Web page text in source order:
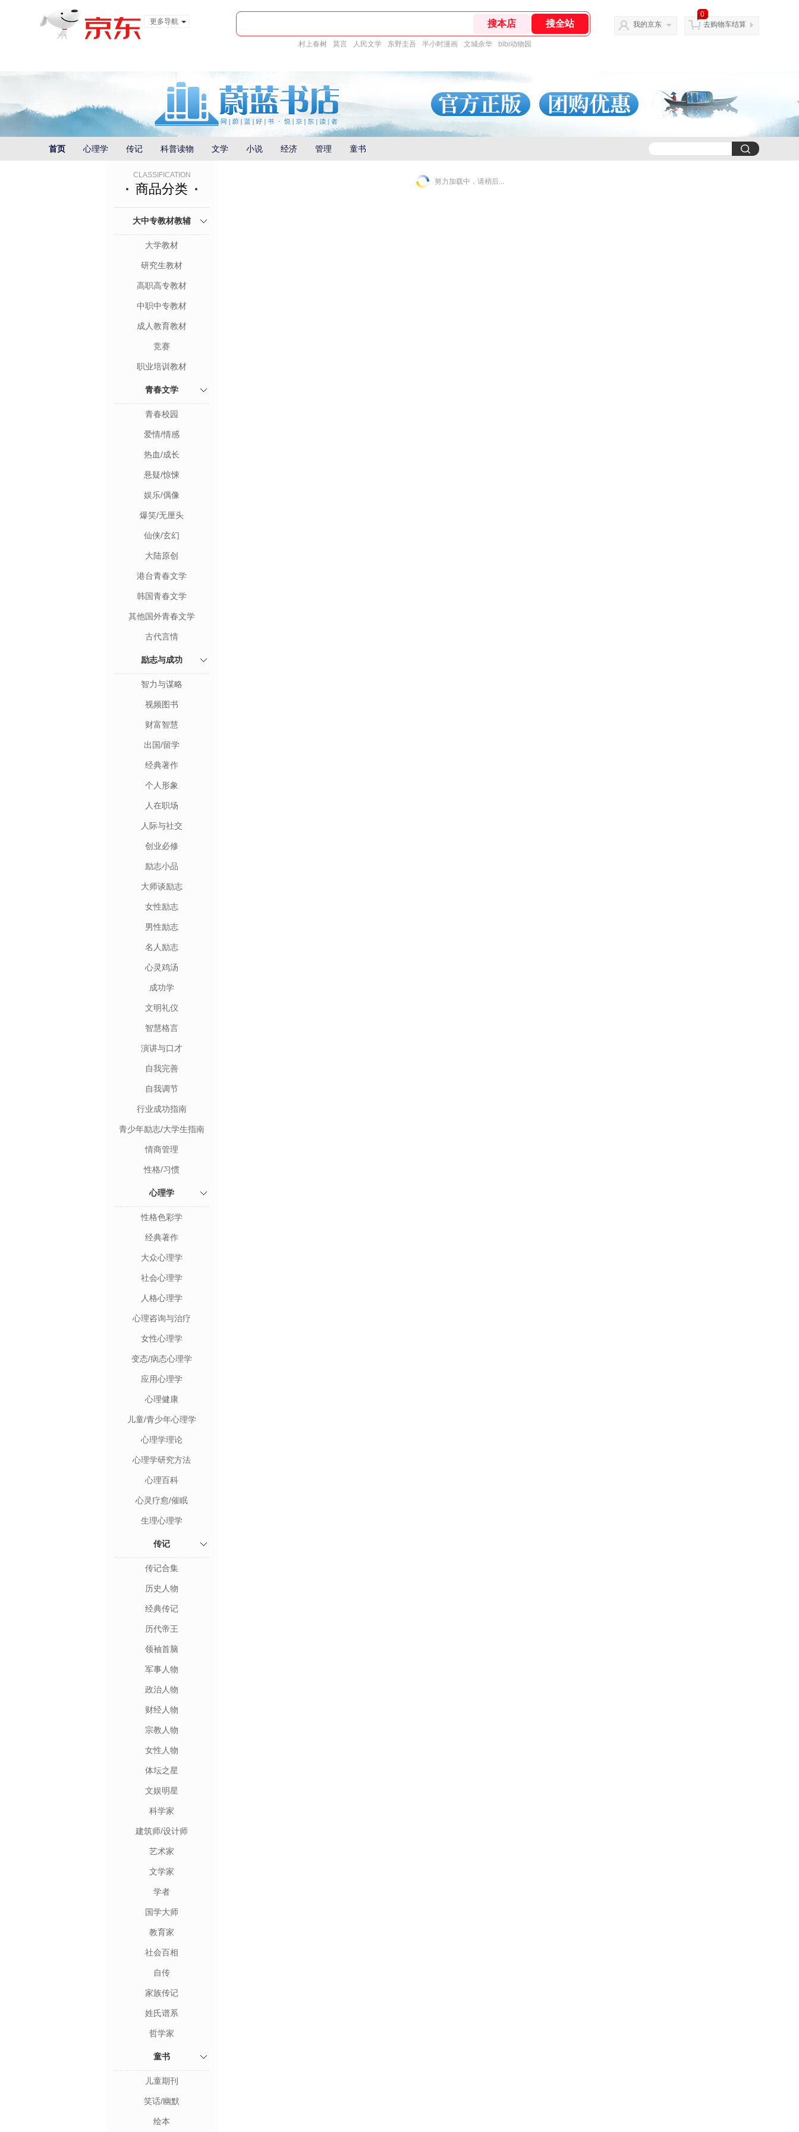
更多导航
村上春树 莫言 人民文学 东野圭吾 半小时漫画 文城余华 bibi动物园
我的京东
0
去购物车结算
首页 心理学 传记 科普读物 文学 小说 经济 管理 童书
CLASSIFICATION
商品分类
大中专教材教辅
大学教材
研究生教材
高职高专教材
中职中专教材
成人教育教材
竞赛
职业培训教材
青春文学
青春校园
爱情/情感
热血/成长
悬疑/惊悚
娱乐/偶像
爆笑/无厘头
仙侠/玄幻
大陆原创
港台青春文学
韩国青春文学
其他国外青春文学
古代言情
励志与成功
智力与谋略
视频图书
财富智慧
出国/留学
经典著作
个人形象
人在职场
人际与社交
创业必修
励志小品
大师谈励志
女性励志
男性励志
名人励志
心灵鸡汤
成功学
文明礼仪
智慧格言
演讲与口才
自我完善
自我调节
行业成功指南
青少年励志/大学生指南
情商管理
性格/习惯
心理学
性格色彩学
经典著作
大众心理学
社会心理学
人格心理学
心理咨询与治疗
女性心理学
变态/病态心理学
应用心理学
心理健康
儿童/青少年心理学
心理学理论
心理学研究方法
心理百科
心灵疗愈/催眠
生理心理学
传记
传记合集
历史人物
经典传记
历代帝王
领袖首脑
军事人物
政治人物
财经人物
宗教人物
女性人物
体坛之星
文娱明星
科学家
建筑师/设计师
艺术家
文学家
学者
国学大师
教育家
社会百相
自传
家族传记
姓氏谱系
哲学家
童书
儿童期刊
笑话/幽默
绘本
努力加载中，请稍后...